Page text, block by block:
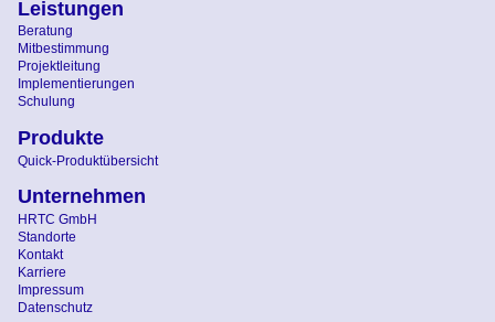
Leistungen
Beratung
Mitbestimmung
Projektleitung
Implementierungen
Schulung
Produkte
Quick-Produktübersicht
Unternehmen
HRTC GmbH
Standorte
Kontakt
Karriere
Impressum
Datenschutz